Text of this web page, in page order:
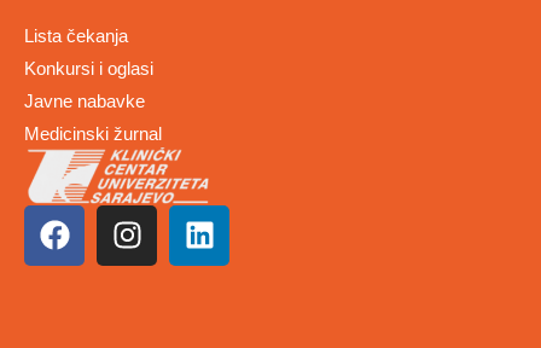
Lista čekanja
Konkursi i oglasi
Javne nabavke
Medicinski žurnal